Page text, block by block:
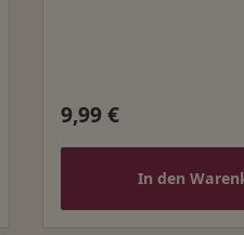
Regulärer Preis:
9,99 €
In den